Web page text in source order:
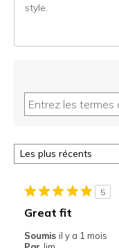
style.
5
Great fit
Soumis il y a 1 mois